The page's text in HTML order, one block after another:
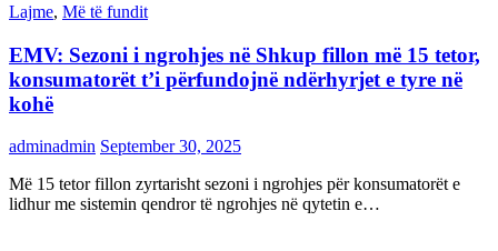
Lajme, Më të fundit
EMV: Sezoni i ngrohjes në Shkup fillon më 15 tetor,
konsumatorët t’i përfundojnë ndërhyrjet e tyre në
kohë
adminadmin September 30, 2025
Më 15 tetor fillon zyrtarisht sezoni i ngrohjes për konsumatorët e
lidhur me sistemin qendror të ngrohjes në qytetin e…